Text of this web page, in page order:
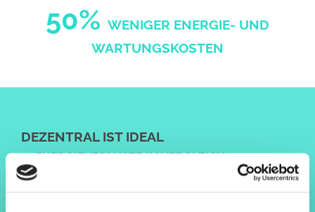
50% WENIGER ENERGIE- UND
WARTUNGSKOSTEN
DEZENTRAL IST IDEAL
ENERGIEVERLUSTE IM VERGLEICH
Heutige Standard-Technik wie z.B. eine zentrale